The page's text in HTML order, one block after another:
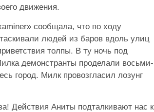
движения.
сообщала, что по ходу
людей из баров вдоль улиц
толпы. В ту ночь под
демонстранты проделали восьми-
город. Милк провозгласил лозунг
Действия Аниты подталкивают нас к